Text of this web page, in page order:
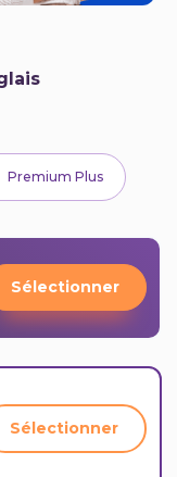
Premium Plus
Sélectionner
Sélectionner